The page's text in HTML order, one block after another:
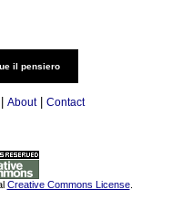
il pensiero
About| Contact
Creative Commons License.